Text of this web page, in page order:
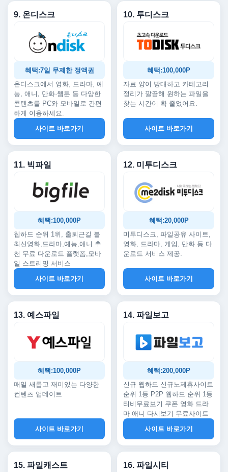
9. 온디스크
혜택:7일 무제한 정액권
온디스크에서 영화, 드라마, 예
능, 애니, 만화·웹툰 등 다양한
콘텐츠를 PC와 모바일로 간편
하게 이용하세요.
사이트 바로가기
10. 투디스크
혜택:100,000P
자료 양이 방대하고 카테고리
정리가 깔끔해 원하는 파일을
찾는 시간이 확 줄었어요.
사이트 바로가기
11. 빅파일
혜택:100,000P
웹하드 순위 1위, 출퇴근길 볼
최신영화,드라마,예능,애니 추
천 무료 다운로드 플랫폼,모바
일 스트리밍 서비스
사이트 바로가기
12. 미투디스크
혜택:20,000P
미투디스크, 파일공유 사이트,
영화, 드라마, 게임, 만화 등 다
운로드 서비스 제공.
사이트 바로가기
13. 예스파일
혜택:100,000P
매일 새롭고 재미있는 다양한
컨텐츠 업데이트
사이트 바로가기
14. 파일보고
혜택:200,000P
신규 웹하드 신규노제휴사이트
순위 1등 P2P 웹하드 순위 1등
티비무료보기 쿠폰 영화 드라
마 애니 다시보기 무료사이트
사이트 바로가기
15. 파일캐스트 16. 파일시티